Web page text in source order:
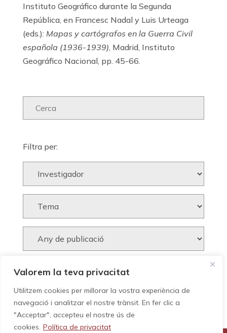
Valorem la teva privacitat
Utilitzem cookies per millorar la vostra experiència de
navegació i analitzar el nostre trànsit. En fer clic a
"Acceptar", accepteu el nostre ús de
cookies. Política de privacitat
Instituto Geográfico durante la Segunda
República, en Francesc Nadal y Luis Urteaga
(eds.): Mapas y cartógrafos en la Guerra Civil
española (1936-1939) , Madrid, Instituto
Geográfico Nacional, pp. 45-66.
Filtra per: